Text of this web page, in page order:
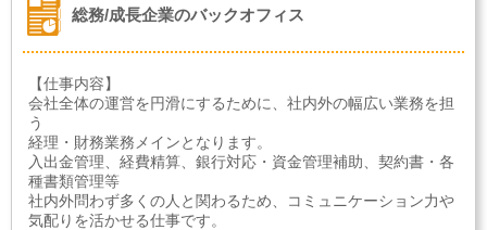
総務/成長企業のバックオフィス
【仕事内容】
会社全体の運営を円滑にするために、社内外の幅広い業務を担
う
経理・財務業務メインとなります。
入出金管理、経費精算、銀行対応・資金管理補助、契約書・各
種書類管理等
社内外問わず多くの人と関わるため、コミュニケーション力や
気配りを活かせる仕事です。